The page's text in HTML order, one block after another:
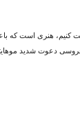
کنیم، هنری است
دعوت شدید